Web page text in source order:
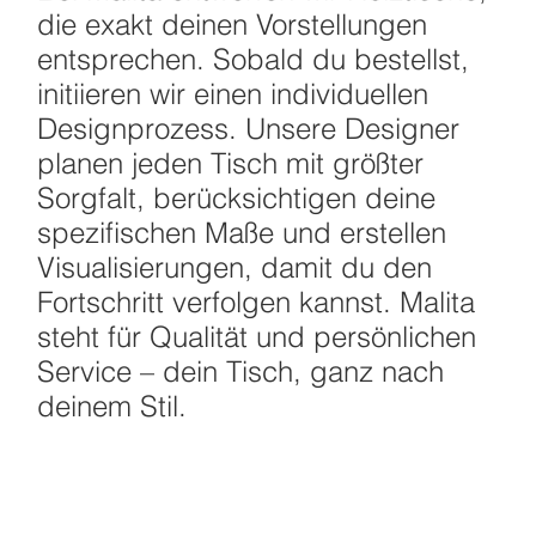
die exakt deinen Vorstellungen
entsprechen. Sobald du bestellst,
initiieren wir einen individuellen
Designprozess. Unsere Designer
planen jeden Tisch mit größter
Sorgfalt, berücksichtigen deine
spezifischen Maße und erstellen
Visualisierungen, damit du den
Fortschritt verfolgen kannst. Malita
steht für Qualität und persönlichen
Service – dein Tisch, ganz nach
deinem Stil.